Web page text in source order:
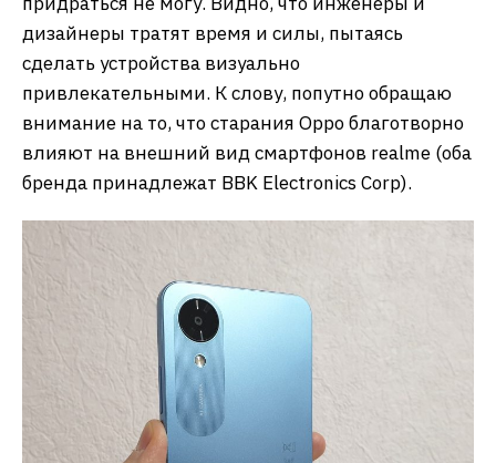
дизайнеры тратят время и силы, пытаясь
сделать устройства визуально
привлекательными. К слову, попутно обращаю
внимание на то, что старания Oppo благотворно
влияют на внешний вид смартфонов realme (оба
бренда принадлежат BBK Electronics Corp).